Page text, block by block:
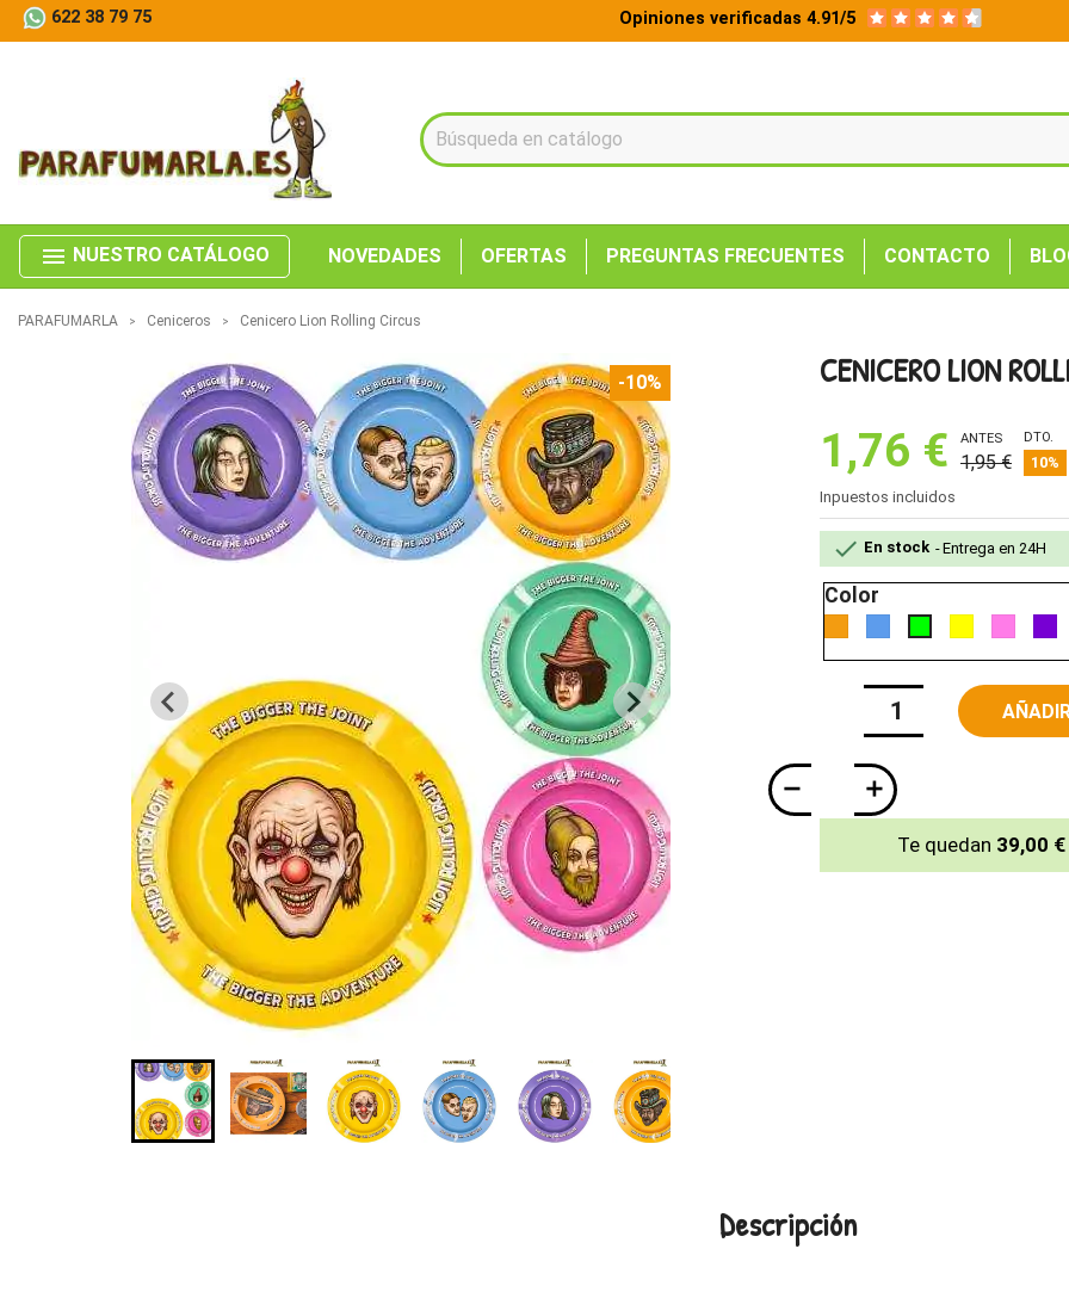
622 38 79 75 Opiniones verificadas 4.91/5
menu NUESTRO CATÁLOGO NOVEDADES OFERTAS PREGUNTAS FRECUENTES CONTACTO
PARAFUMARLA Ceniceros Cenicero Lion Rolling Circus
-10% CENICERO LION
1,76 € ANTES
1,95 €
DTO.
10%
Inpuestos incluidos
 En stock Entrega en 24H
Color
Te quedan 39,00 €
Descripción